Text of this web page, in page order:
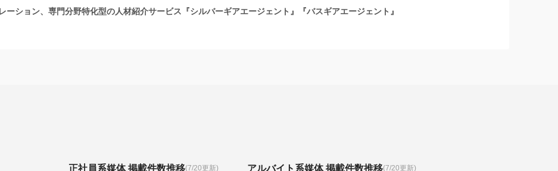
ーション、専門分野特化型の人材紹介サービス『シルバーギアエージェント』『バスギアエージェント』
正社員系媒体 掲載件数推移(7/20更新) アルバイト系媒体 掲載件数推移(7/20更新)